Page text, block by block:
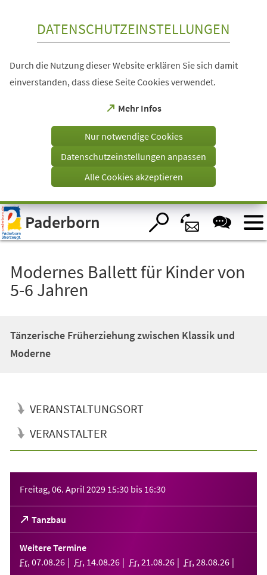
Visuelle
Assistenzsoftware
öffnen.
DATENSCHUTZEINSTELLUNGEN
Durch die Nutzung dieser Website erklären Sie sich damit
einverstanden, dass diese Seite Cookies verwendet.
Mehr Infos
(Öffnet
einem
Tab)
Nur notwendige Cookies
Datenschutzeinstellungen anpassen
Alle Cookies akzeptieren
Paderborn
Modernes Ballett für Kinder von
5-6 Jahren
Tänzerische Früherziehung zwischen Klassik und
Moderne
VERANSTALTUNGSORT
VERANSTALTER
Freitag, 06. April 2029 15:30 bis 16:30
Tanzbau
(Öffnet
in
einem
neuen
Tab)
Weitere Termine
Fr, 07.08.26 Fr, 14.08.26 Fr, 21 .08.26 Fr, 28.08.26